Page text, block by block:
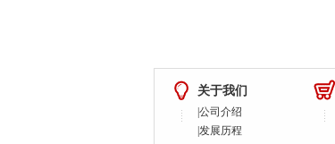
关于我们
公司介绍
发展历程